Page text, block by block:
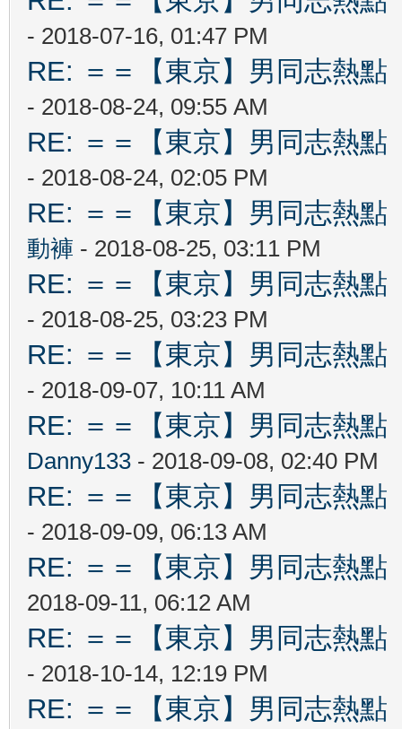
- 2018-07-16, 01:47 PM
RE: ＝＝【東京】男同志熱
- 2018-08-24, 09:55 AM
RE: ＝＝【東京】男同志熱
- 2018-08-24, 02:05 PM
RE: ＝＝【東京】男同志熱
動褲 - 2018-08-25, 03:11 PM
RE: ＝＝【東京】男同志熱
- 2018-08-25, 03:23 PM
RE: ＝＝【東京】男同志熱
- 2018-09-07, 10:11 AM
RE: ＝＝【東京】男同志熱
Danny133 - 2018-09-08, 02:40 PM
RE: ＝＝【東京】男同志熱
- 2018-09-09, 06:13 AM
RE: ＝＝【東京】男同志熱
2018-09-11, 06:12 AM
RE: ＝＝【東京】男同志熱
- 2018-10-14, 12:19 PM
RE: ＝＝【東京】男同志熱